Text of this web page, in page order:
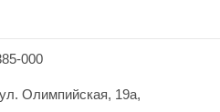
000
Олимпийская, 19а,